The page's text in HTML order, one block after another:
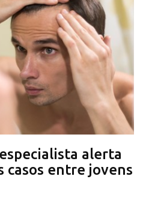
alerta
casos entre jovens